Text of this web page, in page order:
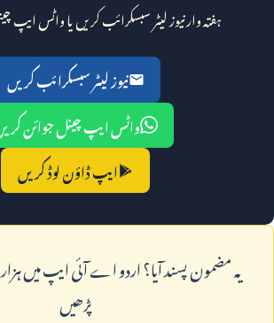
ہفتہ وار نیوز لیٹر سبسکرائب کریں یا واٹس
نیوز لیٹر سبسکرائب کریں
واٹس ایپ چینل جوائن
ایپ ڈاؤن لوڈ کریں
يہ مضمون پسند آيا؟ اردو اے آئی ايپ ميں
پڑھيں